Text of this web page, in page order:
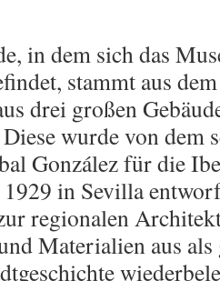
in dem sich das
stammt aus
drei großen
wurde von dem
González für die
in Sevilla
regionalen
Materialien aus